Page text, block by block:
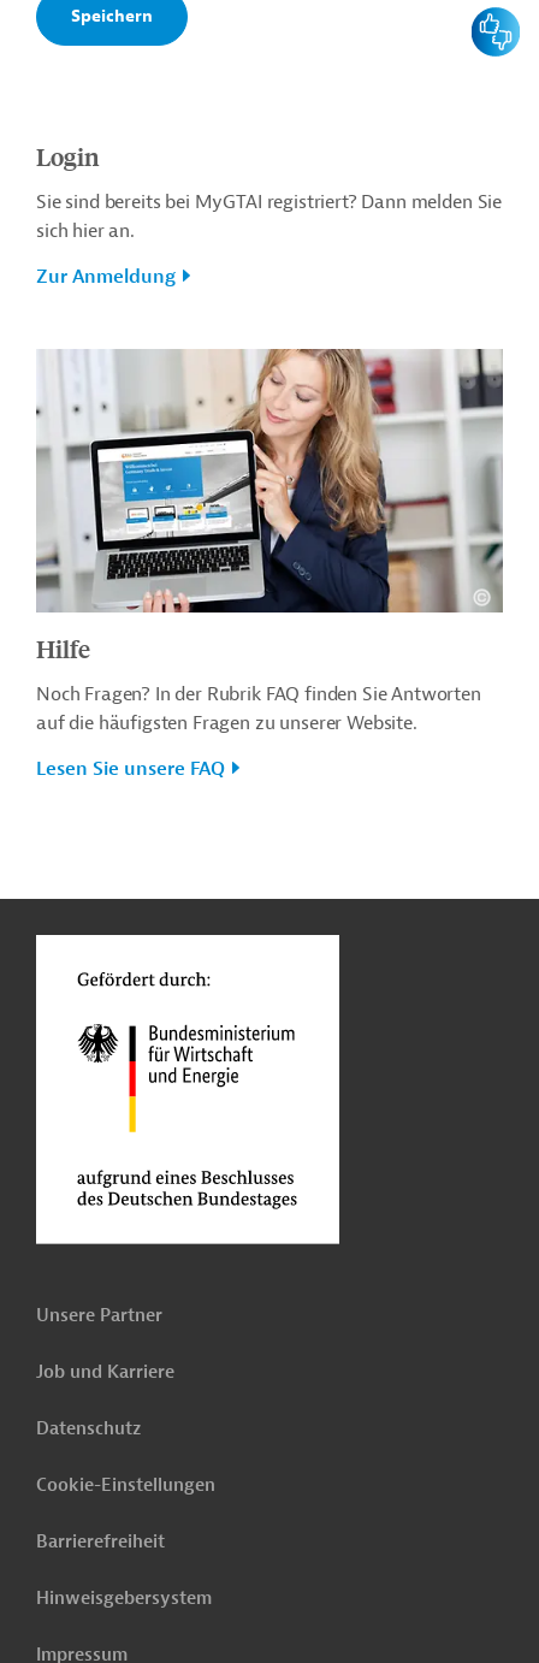
Login
Sie sind bereits bei MyGTAI registriert? Dann melden Sie
sich hier an.
Zur Anmeldung
Hilfe
Noch Fragen? In der Rubrik FAQ finden Sie Antworten
auf die häufigsten Fragen zu unserer Website.
Lesen Sie unsere FAQ
Unsere Partner
Job und Karriere
Datenschutz
Cookie-Einstellungen
Barrierefreiheit
Hinweisgebersystem
Impressum